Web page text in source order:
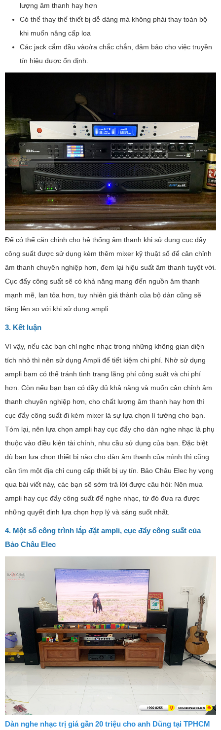
lượng âm thanh hay hơn
Có thể thay thế thiết bị dễ dàng mà không phải thay toàn bộ
khi muốn nâng cấp loa
Các jack cắm đầu vào/ra chắc chắn, đảm bảo cho việc truyền
tín hiệu được ổn định.
Để có thể căn chỉnh cho hệ thống âm thanh khi sử dụng cục đẩy
công suất được sử dụng kèm thêm mixer kỹ thuật số để cân chỉnh
âm thanh chuyên nghiệp hơn, đem lại hiệu suất âm thanh tuyệt vời.
Cục đẩy công suất sẽ có khả năng mang đến nguồn âm thanh
mạnh mẽ, lan tỏa hơn, tuy nhiên giá thành của bộ dàn cũng sẽ
tăng lên so với khi sử dụng ampli.
3. Kết luận
Vì vậy, nếu các bạn chỉ nghe nhạc trong những không gian diện
tích nhỏ thì nên sử dụng Ampli để tiết kiệm chi phí. Nhờ sử dụng
ampli bạm có thể tránh tình trạng lãng phí công suất và chi phí
hơn. Còn nếu bạn bạn có đầy đủ khả năng và muốn cân chỉnh âm
thanh chuyên nghiệp hơn, cho chất lượng âm thanh hay hơn thì
cục đẩy công suất đi kèm mixer là sự lựa chọn lí tưởng cho bạn.
Tóm lại, nên lựa chọn ampli hay cục đẩy cho dàn nghe nhạc là phụ
thuộc vào điều kiện tài chính, nhu cầu sử dụng của bạn. Đặc biệt
dù bạn lựa chọn thiết bị nào cho dàn âm thanh của mình thì cũng
cần tìm một địa chỉ cung cấp thiết bị uy tín. Bảo Châu Elec hy vọng
qua bài viết này, các bạn sẽ sớm trả lời được câu hỏi: Nên mua
ampli hay cục đẩy công suất để nghe nhạc, từ đó đưa ra được
những quyết định lựa chọn hợp lý và sáng suốt nhất.
4. Một số công trình lắp đặt ampli, cục đẩy công suất của
Bảo Châu Elec
Dàn nghe nhạc trị giá gần 20 triệu cho anh Dũng tại TPHCM